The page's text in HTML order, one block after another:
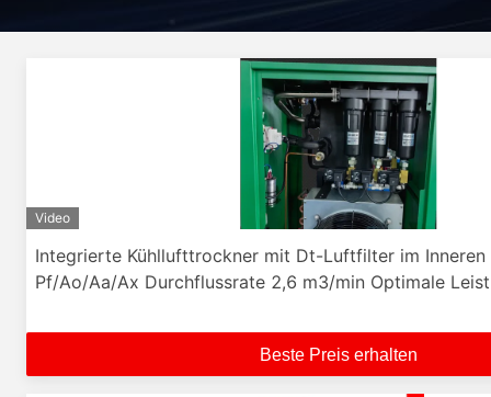
Video
Integrierte Kühllufttrockner mit Dt-Luftfilter im Inneren
Pf/Ao/Aa/Ax Durchflussrate 2,6 m3/min Optimale
Beste Preis erhalten